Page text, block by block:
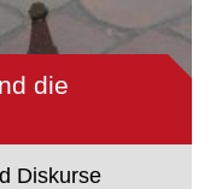
die
Diskurse